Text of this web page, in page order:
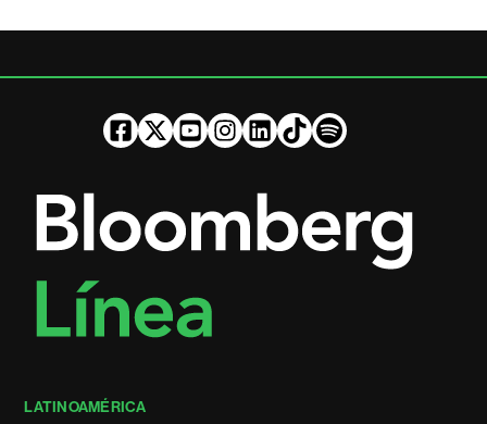
LATINOAMÉRICA